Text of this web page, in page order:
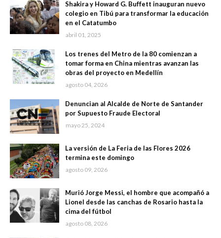
Shakira y Howard G. Buffett inauguran nuevo
colegio en Tibú para transformar la educación
en el Catatumbo
abril 01, 2025
Los trenes del Metro de la 80 comienzan a
tomar forma en China mientras avanzan las
obras del proyecto en Medellín
agosto 04, 2026
Denuncian al Alcalde de Norte de Santander
por Supuesto Fraude Electoral
mayo 25, 2024
La versión de La Feria de las Flores 2026
termina este domingo
agosto 09, 2026
Murió Jorge Messi, el hombre que acompañó a
Lionel desde las canchas de Rosario hasta la
cima del fútbol
agosto 08, 2026